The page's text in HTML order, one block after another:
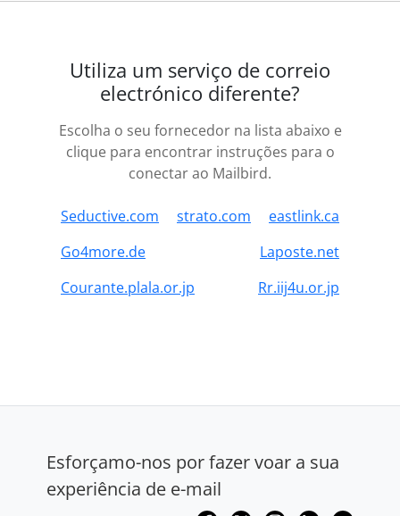
Utiliza um serviço de correio
electrónico diferente?
Escolha o seu fornecedor na lista abaixo e
clique para encontrar instruções para o
conectar ao Mailbird.
Seductive.com strato.com
eastlink.ca
Go4more.de
Laposte.net
Courante.plala.or.jp
Rr.iij4u.or.jp
Esforçamo-nos por fazer voar a sua
experiência de e-mail